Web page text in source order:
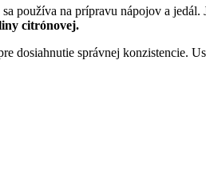
sa používa na prípravu nápojov a
citrónovej.
dosiahnutie správnej konzistencie.